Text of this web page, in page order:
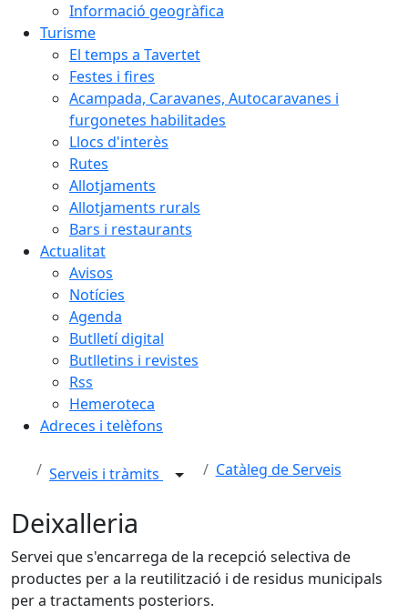
Informació geogràfica
Turisme
El temps a Tavertet
Festes i fires
Acampada, Caravanes, Autocaravanes i
furgonetes habilitades
Llocs d'interès
Rutes
Allotjaments
Allotjaments rurals
Bars i restaurants
Actualitat
Avisos
Notícies
Agenda
Butlletí digital
Butlletins i revistes
Rss
Hemeroteca
Adreces i telèfons
Serveis i tràmits Catàleg de Serveis
Deixalleria
Servei que s'encarrega de la recepció selectiva de
productes per a la reutilització i de residus municipals
per a tractaments posteriors.